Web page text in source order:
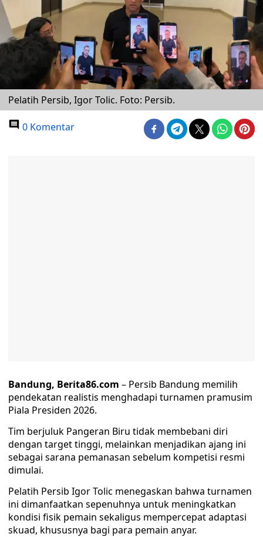
Pelatih Persib, Igor Tolic. Foto: Persib.
0 Komentar
Bandung, Berita86.com – Persib Bandung memilih
pendekatan realistis menghadapi turnamen pramusim
Piala Presiden 2026.
Tim berjuluk Pangeran Biru tidak membebani diri
dengan target tinggi, melainkan menjadikan ajang ini
sebagai sarana pemanasan sebelum kompetisi resmi
dimulai.
Pelatih Persib Igor Tolic menegaskan bahwa turnamen
ini dimanfaatkan sepenuhnya untuk meningkatkan
kondisi fisik pemain sekaligus mempercepat adaptasi
skuad, khususnya bagi para pemain anyar.